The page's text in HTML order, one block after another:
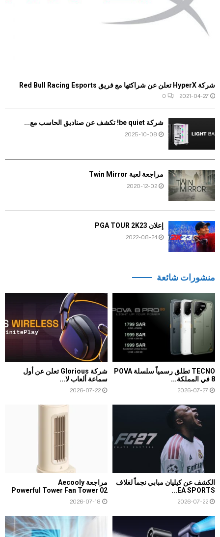
شركة HyperX تعلن عن شراكتها مع فريق Red Bull Racing Esports
2021-04-27
0
شركة be quiet! تكشف عن صناديق الحاسب مع...
2025-10-08
مراجعة لعبة Twin Mirror
2020-12-02
إعلان PGA TOUR 2K23
2022-08-24
منشورات شائعة
TECNO تطلق رسمياً سلسلة POVA
8 في المملكة...
2026-07-27
شركة Glorious تعلن عن أول
سماعة ألعاب لا...
2026-07-22
الكشف عن كيليان مبابي نجماً لغلاف
EA SPORTS...
2026-07-22
مراجعة Aecooly
Powerful Tower Fan Tower 02
2026-07-18